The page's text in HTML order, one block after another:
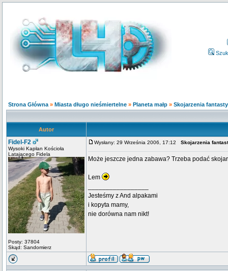
Strona Główna » Miasta długo nieśmiertelne » Planeta małp » Skojarzenia
Autor
Fidel-F2
Wysoki Kapłan Kościoła
Latającego Fidela
Posty: 37804
Skąd: Sandomierz
Wysłany: 29 Września 2006, 17:12 Skojarzenia
Może jeszcze jedna zabawa? Trzeba podać
Lem
Jesteśmy z And alpakami
i kopyta mamy,
nie dorówna nam nikt!